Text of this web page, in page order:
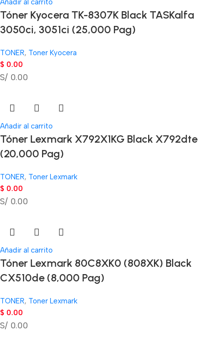
Añadir al carrito
Tóner Kyocera TK-8307K Black TASKalfa
3050ci, 3051ci (25,000 Pag)
TONER, Toner Kyocera
$ 0.00
S/ 0.00
Añadir al carrito
Tóner Lexmark X792X1KG Black X792dte
(20,000 Pag)
TONER, Toner Lexmark
$ 0.00
S/ 0.00
Añadir al carrito
Tóner Lexmark 80C8XK0 (808XK) Black
CX510de (8,000 Pag)
TONER, Toner Lexmark
$ 0.00
S/ 0.00